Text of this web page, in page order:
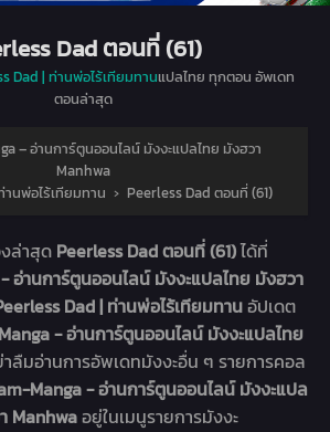
Dad ตอนที่ (61)
Dad | ท่านพ่อไร้เทียมทานแปลไทย ทุกตอน อัพเดท
ตอนล่าสุด
– อ่านการ์ตูนออนไลน์ มังงะแปลไทย มังฮวา
Manhwa
นพ่อไร้เทียมทาน › Peerless Dad ตอนที่ (61)
ล่าสุด Peerless Dad ตอนที่ (61)ได้ที่
อ่านการ์ตูนออนไลน์ มังงะแปลไทย มังฮวา
Dad | ท่านพ่อไร้เทียมทานอัปเดต
- อ่านการ์ตูนออนไลน์ มังงะแปลไทย
ลืมอ่านการอัพเดทมังงะอื่น ๆ รายการคอล
Manga - อ่านการ์ตูนออนไลน์ มังงะแปล
Manhwaอยู่ในเมนูรายการมังงะ